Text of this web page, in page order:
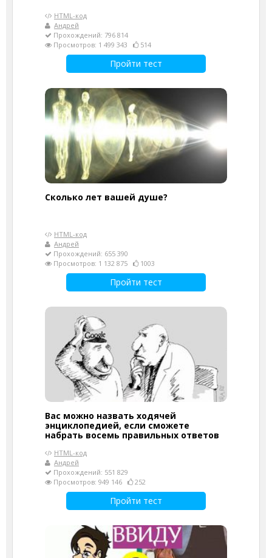
HTML-код
Андрей
Прохождений: 796 814
Просмотров: 1 499 343
514
Пройти тест
Cколько лет вашей душе?
HTML-код
Андрей
Прохождений: 655 390
Просмотров: 1 132 875
1003
Пройти тест
Вас можно назвать ходячей
энциклопедией, если сможете
набрать восемь правильных ответов
HTML-код
Андрей
Прохождений: 551 829
Просмотров: 949 146
252
Пройти тест